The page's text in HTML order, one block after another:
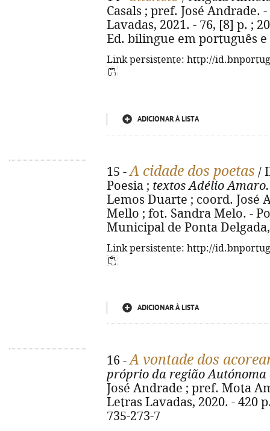
Casals ; pref. José Andrade.
Lavadas, 2021. - 76, [8] p. ;
Ed. bilingue em português
Link persistente: http://
ADICIONAR À LISTA
15 -A cidade dos poetas /
Poesia ; textos Adélio
Lemos Duarte ; coord. José
Mello ; fot. Sandra Melo. -
Municipal de Ponta
Link persistente: http://
ADICIONAR À LISTA
16 -A vontade dos
próprio da região Autónoma
José Andrade ; pref. Mota
Letras Lavadas, 2020. - 420
735-273-7